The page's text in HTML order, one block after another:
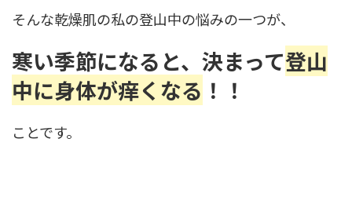
そんな乾燥肌の私の登山中の悩みの一つが、
寒い季節になると、決まって登山
中に身体が痒くなる ！！
ことです。